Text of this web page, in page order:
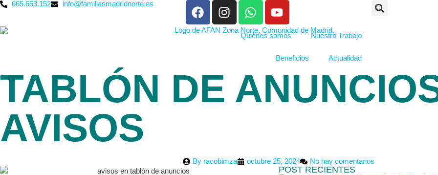
665.653.152 info@familiasmadridnorte.es
Quiénes somos Nuestro Trabajo
Beneficios Actualidad
TABLÓN DE
AVISOS
By racobimza octubre 25, 2024 No hay comentarios
POST RECIENTES